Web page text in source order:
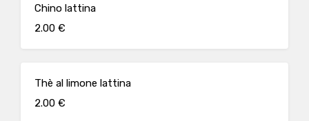
Chino lattina
2.00 €
Thè al limone lattina
2.00 €